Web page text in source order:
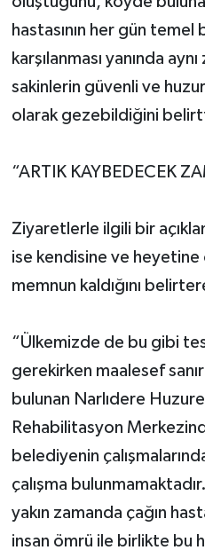
hastasının her gün temel
karşılanması yanında
sakinlerin güvenli ve
olarak gezebildiğini
“ARTIK KAYBEDECEK
Ziyaretlerle ilgili bir
ise kendisine ve heyetine
memnun kaldığını
“Ülkemizde de bu gibi
gerekirken maalesef
bulunan Narlıdere
Rehabilitasyon
belediyenin
çalışma
yakın zamanda çağın
insan ömrü ile birlikte bu